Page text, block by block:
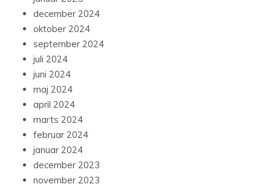
december 2024
oktober 2024
september 2024
juli 2024
juni 2024
maj 2024
april 2024
marts 2024
februar 2024
januar 2024
december 2023
november 2023